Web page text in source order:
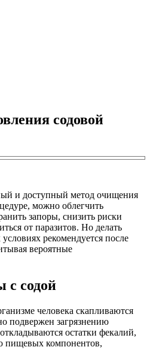
содовой
и доступный метод очищения
можно облегчить
запоры, снизить риски
от паразитов. Но делать
рекомендуется после
вероятные
с содой
человека скапливаются
подвержен загрязнению
остатки фекалий,
пищевых компонентов,